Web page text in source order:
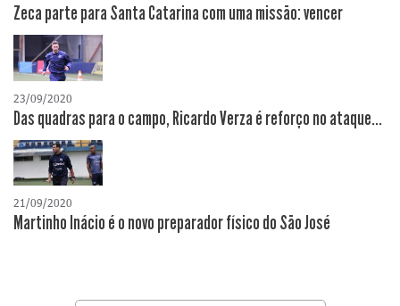
Zeca parte para Santa Catarina com uma missão: vencer
23/09/2020
Das quadras para o campo, Ricardo Verza é reforço no ataque...
21/09/2020
Martinho Inácio é o novo preparador físico do São José